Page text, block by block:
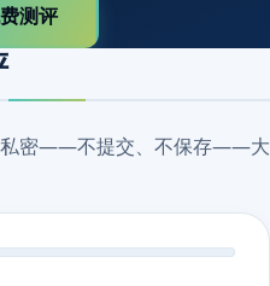
测评
私密——不提交、不保存——大